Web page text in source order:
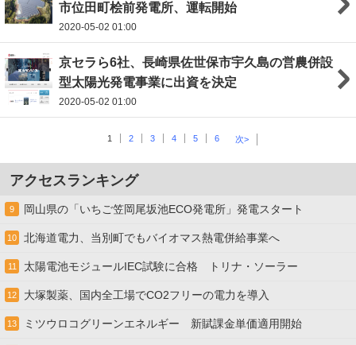
市位田町桧前発電所、運転開始
2020-05-02 01:00
京セラら6社、長崎県佐世保市宇久島の営農併設
型太陽光発電事業に出資を決定
2020-05-02 01:00
1 2 3 4 5 6 次>
アクセスランキング
9 岡山県の「いちご笠岡尾坂池ECO発電所」発電スタート
10 北海道電力、当別町でもバイオマス熱電併給事業へ
11 太陽電池モジュールIEC試験に合格 トリナ・ソーラー
12 大塚製薬、国内全工場でCO2フリーの電力を導入
13 ミツウロコグリーンエネルギー 新賦課金単価適用開始